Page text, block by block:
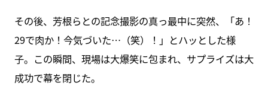
その後、芳根らとの記念撮影の真っ最中に突然、「あ！
29で肉か！今気づいた…（笑）！」とハッとした様
子。この瞬間、現場は大爆笑に包まれ、サプライズは大
成功で幕を閉じた。